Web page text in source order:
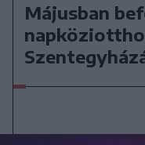
Májusban